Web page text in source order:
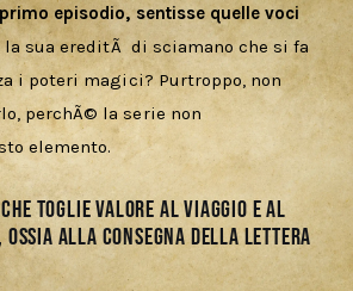
episodio, sentisse quelle voci
la sua ereditÃ  di sciamano che si fa
i poteri magici? Purtroppo, non
perchÃ© la serie non
elemento.
che toglie valore al viaggio e al
alla consegna della Lettera